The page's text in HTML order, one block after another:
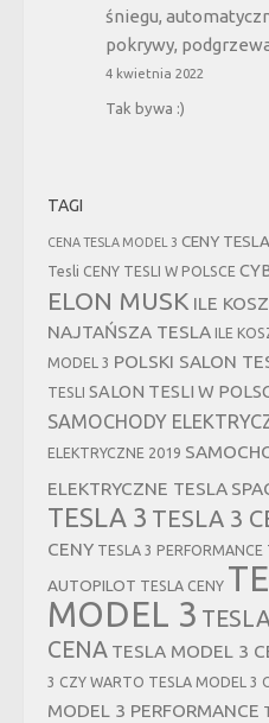
śniegu,
pokrywy,
4 kwietnia 2022
Tak bywa :)
TAGI
CENA TESLA MODEL 3 CENY
Tesli CENY TESLI W POLSCE
ELON MUSK ILE
NAJTAŃSZA TESLA
ILE
MODEL 3 POLSKI SALON
TESLI
SALON TESLI W
SAMOCHODY
ELEKTRYCZNE 2019
ELEKTRYCZNE TESLA
TESLA 3 TESLA 3
CENY TESLA 3 PERFORMANCE
AUTOPILOT TESLA CENY
MODEL 3
CENA TESLA MODEL 3
3 CZY WARTO TESLA MODEL 3
MODEL 3 PERFORMANCE